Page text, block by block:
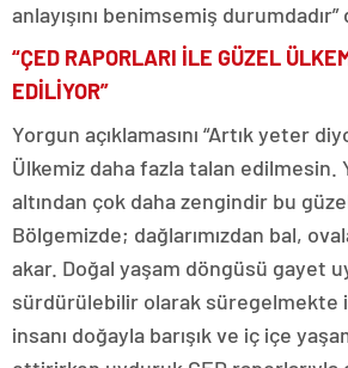
anlayışını benimsemiş durumdadır”
“ÇED RAPORLARI İLE GÜZEL
EDİLİYOR”
Yorgun açıklamasını “Artık yeter
Ülkemiz daha fazla talan edilmesin.
altından çok daha zengindir bu
Bölgemizde; dağlarımızdan bal,
akar. Doğal yaşam döngüsü gayet
sürdürülebilir olarak süregelmekte
insanı doğayla barışık ve iç içe